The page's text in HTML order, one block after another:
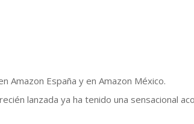
Amazon España y en Amazon México.
lanzada ya ha tenido una sensacional